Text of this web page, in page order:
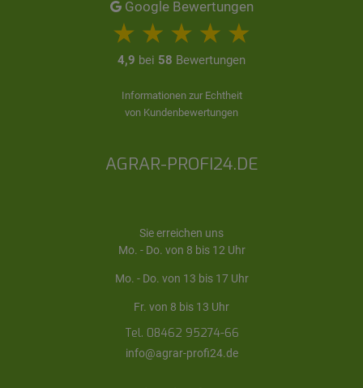
Google Bewertungen
4,9 bei 58 Bewertungen
Informationen zur Echtheit
von Kundenbewertungen
AGRAR-PROFI24.DE
Sie erreichen uns
Mo. - Do. von 8 bis 12 Uhr
Mo. - Do. von 13 bis 17 Uhr
Fr. von 8 bis 13 Uhr
Tel. 08462 95274-66
info@agrar-profi24.de